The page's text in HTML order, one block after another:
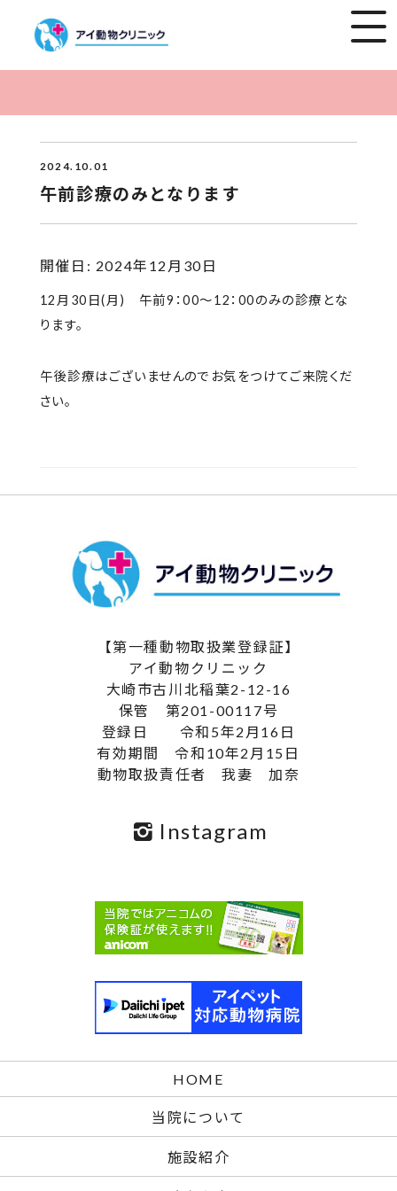
2024.10.01
午前診療のみとなります
開催日: 2024年12月30日
12月30日(月) 午前9：00～12：00のみの診療とな
ります。
午後診療はございませんのでお気をつけてご来院くだ
さい。
【第一種動物取扱業登録証】
アイ動物クリニック
大崎市古川北稲葉2-12-16
保管 第201-00117号
登録日 令和5年2月16日
有効期間 令和10年2月15日
動物取扱責任者 我妻 加奈
Instagram
HOME
当院について
施設紹介